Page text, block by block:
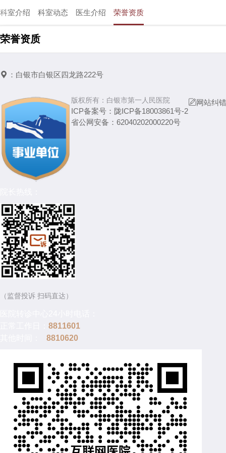
科室介绍 科室动态 医生介绍 荣誉资质
荣誉资质
 ： 白银市白银区四龙路222号
版权所有： 白银市第一人民医院
ICP备案号： 陇ICP备18003861号-2
省公网安备： 62040202000220号
网站纠错
（监督投诉 扫码直达）
8811601
8810620